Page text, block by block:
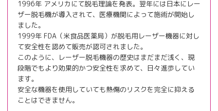
1996年 アメリカにて脱毛理論を発表。翌年には日本にレー
ザー脱毛機が導入されて、医療機関によって施術が開始し
ました。
1999年 FDA（米食品医薬局）が脱毛用レーザー機器に対し
て安全性を認めて販売が認可されました。
このように、レーザー脱毛機器の歴史はまだまだ浅く、現
段階でもより効果的かつ安全性を求めて、日々進歩してい
ます。
安全な機器を使用していても熱傷のリスクを完全に抑える
ことはできません。